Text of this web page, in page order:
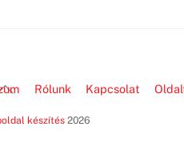
Back
Top
Rólunk Kapcsolat
készítés2026